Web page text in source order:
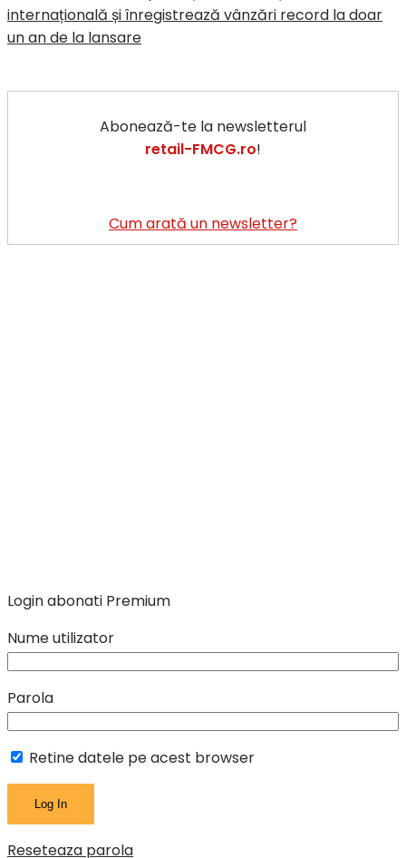
internațională și înregistrează vânzări record la doar
un an de la lansare
Abonează-te la newsletterul
retail-FMCG.ro!
Cum arată un newsletter?
Login abonati Premium
Nume utilizator
Parola
Retine datele pe acest browser
Reseteaza parola